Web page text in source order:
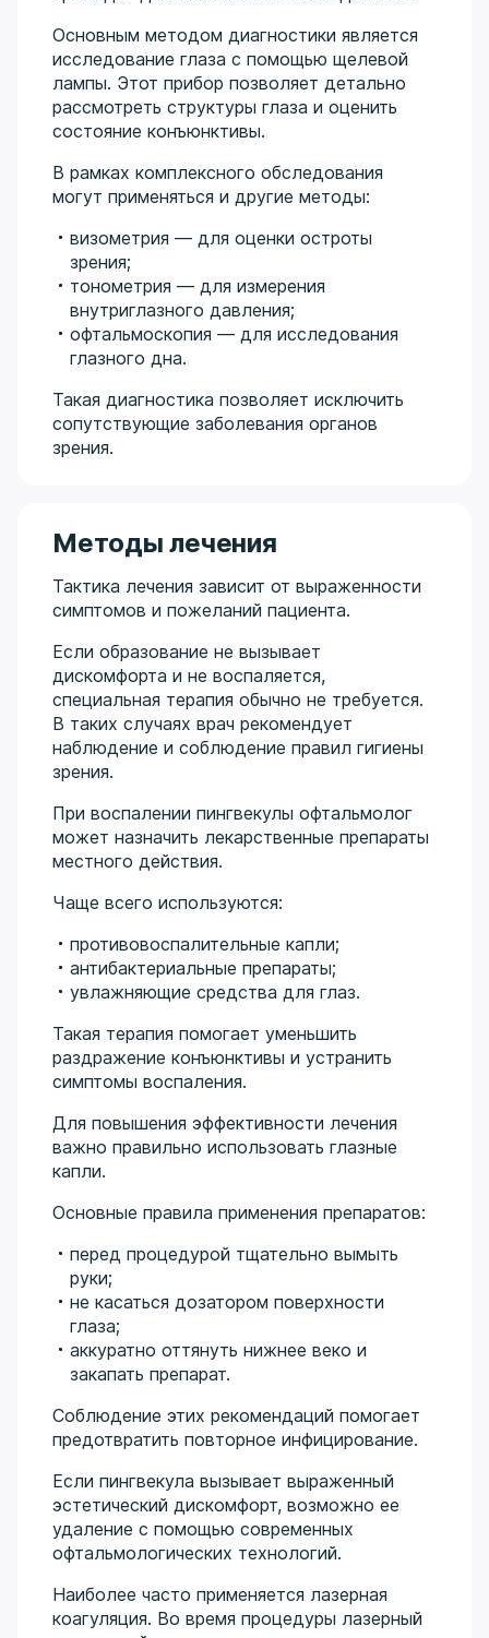
Основным методом диагностики является
исследование глаза с помощью щелевой
лампы. Этот прибор позволяет детально
рассмотреть структуры глаза и оценить
состояние конъюнктивы.
В рамках комплексного обследования
могут применяться и другие методы:
визометрия — для оценки остроты
зрения;
тонометрия — для измерения
внутриглазного давления;
офтальмоскопия — для исследования
глазного дна.
Такая диагностика позволяет исключить
сопутствующие заболевания органов
зрения.
Методы лечения
Тактика лечения зависит от выраженности
симптомов и пожеланий пациента.
Если образование не вызывает
дискомфорта и не воспаляется,
специальная терапия обычно не требуется.
В таких случаях врач рекомендует
наблюдение и соблюдение правил гигиены
зрения.
При воспалении пингвекулы офтальмолог
может назначить лекарственные препараты
местного действия.
Чаще всего используются:
противовоспалительные капли;
антибактериальные препараты;
увлажняющие средства для глаз.
Такая терапия помогает уменьшить
раздражение конъюнктивы и устранить
симптомы воспаления.
Для повышения эффективности лечения
важно правильно использовать глазные
капли.
Основные правила применения препаратов:
перед процедурой тщательно вымыть
руки;
не касаться дозатором поверхности
глаза;
аккуратно оттянуть нижнее веко и
закапать препарат.
Соблюдение этих рекомендаций помогает
предотвратить повторное инфицирование.
Если пингвекула вызывает выраженный
эстетический дискомфорт, возможно ее
удаление с помощью современных
офтальмологических технологий.
Наиболее часто применяется лазерная
коагуляция. Во время процедуры лазерный